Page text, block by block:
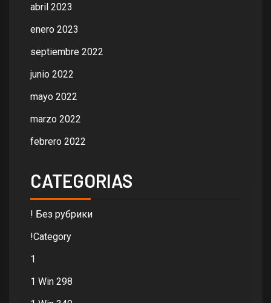
abril 2023
enero 2023
septiembre 2022
junio 2022
mayo 2022
marzo 2022
febrero 2022
CATEGORIAS
! Без рубрики
!Category
1
1 Win 298